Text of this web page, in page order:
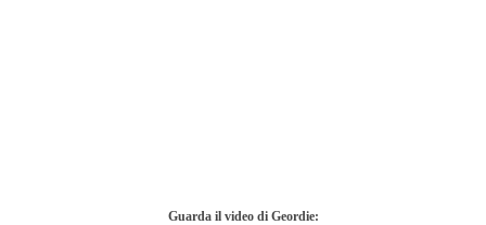
Guarda il video di Geordie: